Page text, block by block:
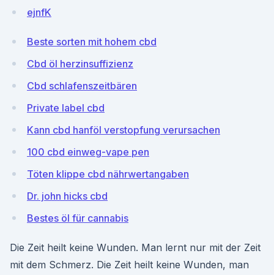
ejnfK
Beste sorten mit hohem cbd
Cbd öl herzinsuffizienz
Cbd schlafenszeitbären
Private label cbd
Kann cbd hanföl verstopfung verursachen
100 cbd einweg-vape pen
Töten klippe cbd nährwertangaben
Dr. john hicks cbd
Bestes öl für cannabis
Die Zeit heilt keine Wunden. Man lernt nur mit der Zeit
mit dem Schmerz. Die Zeit heilt keine Wunden, man